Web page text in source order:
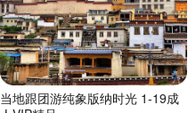
当地跟团游纯象版纳时光 1-19成